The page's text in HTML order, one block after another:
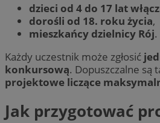
dzieci od 4 do 17 lat
dorośli od 18. roku życia,
mieszkańcy dzielnicy Rój.
Każdy uczestnik może zgłosić
konkursową. Dopuszczalne są
projektowe liczące
Jak przygotować